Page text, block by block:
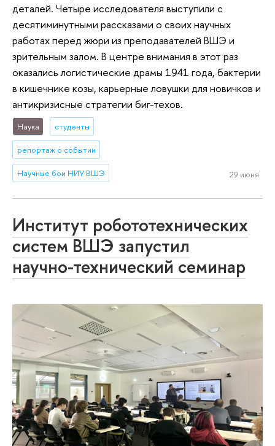
деталей. Четыре исследователя выступили с
десятиминутными рассказами о своих научных
работах перед жюри из преподавателей ВШЭ и
зрительным залом. В центре внимания в этот раз
оказались логистические драмы 1941 года, бактерии
в кишечнике козы, карьерные ловушки для новичков и
антикризисные стратегии биг-техов.
Наука студенты
репортаж о событии
Научные бои НИУ ВШЭ 29 июня
Институт робототехнических
систем ВШЭ запустил
научно-технический семинар